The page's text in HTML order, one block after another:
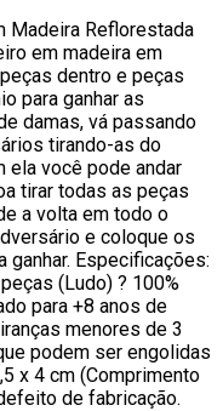
Madeira Reflorestada
em madeira em
dentro e peças
para ganhar as
damas, vá passando
tirando-as do
ela você pode andar
tirar todas as peças
a volta em todo o
e coloque os
ganhar. Especificações:
(Ludo) ? 100%
para +8 anos de
menores de 3
podem ser engolidas
x 4 cm (Comprimento
de fabricação.